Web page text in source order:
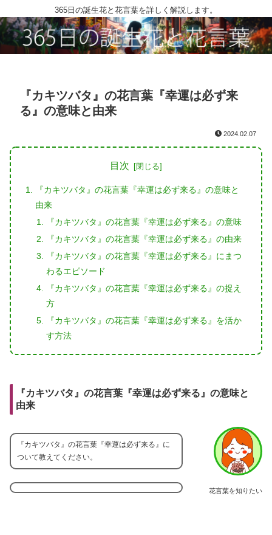
365日の誕生花と花言葉を詳しく解説します。
『カキツバタ』の花言葉『幸運は必ず来
る』の意味と由来
2024.02.07
目次
『カキツバタ』の花言葉『幸運は必ず来る』の意味と
由来
『カキツバタ』の花言葉『幸運は必ず来る』の意味
『カキツバタ』の花言葉『幸運は必ず来る』の由来
『カキツバタ』の花言葉『幸運は必ず来る』にまつ
わるエピソード
『カキツバタ』の花言葉『幸運は必ず来る』の捉え
方
『カキツバタ』の花言葉『幸運は必ず来る』を活か
す方法
『カキツバタ』の花言葉『幸運は必ず来る』の意味と
由来
花言葉を知りたい
『カキツバタ』の花言葉『幸運は必ず来る』に
ついて教えてください。